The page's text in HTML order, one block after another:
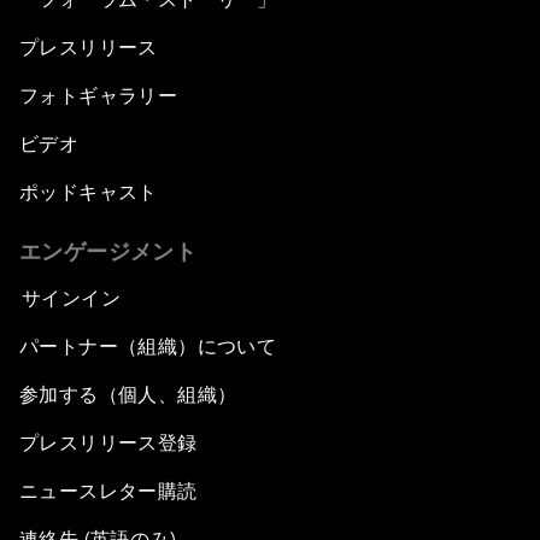
プレスリリース
フォトギャラリー
ビデオ
ポッドキャスト
エンゲージメント
サインイン
パートナー（組織）について
参加する（個人、組織）
プレスリリース登録
ニュースレター購読